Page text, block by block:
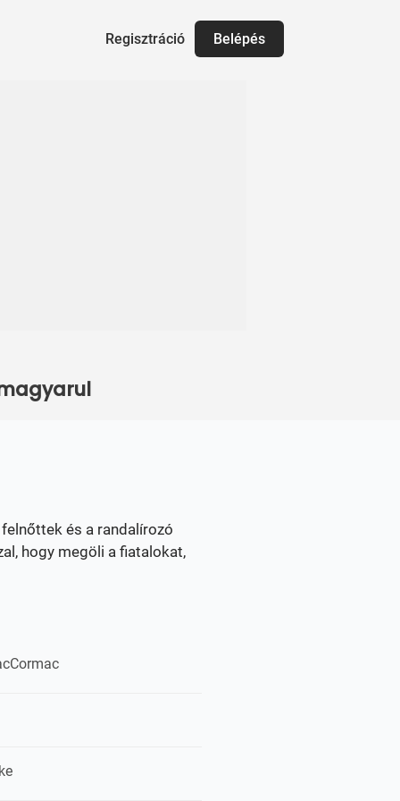
Belépés
Regisztráció
és a randalírozó
hogy megöli a fiatalokat,